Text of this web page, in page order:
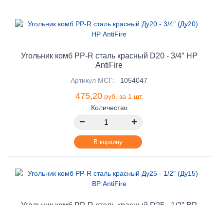
Угольник комб PP-R сталь красный D20 - 3/4″ НР
AntiFire
Артикул МСГ: 1054047
475,20руб. за 1 шт.
Количество
− +
В корзину